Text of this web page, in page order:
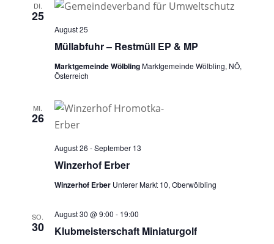
DI.
25
Müllabfuhr – Restmüll EP & MP
August 25
Marktgemeinde WölblingMarktgemeinde Wölbling, NÖ,
Österreich
MI.
26
Winzerhof Erber
August 26 -September 13
Winzerhof Erber Unterer Markt 10, Oberwölbling
SO.
30 Klubmeisterschaft Miniaturgolf
August 30 @ 9:00 - 19:00